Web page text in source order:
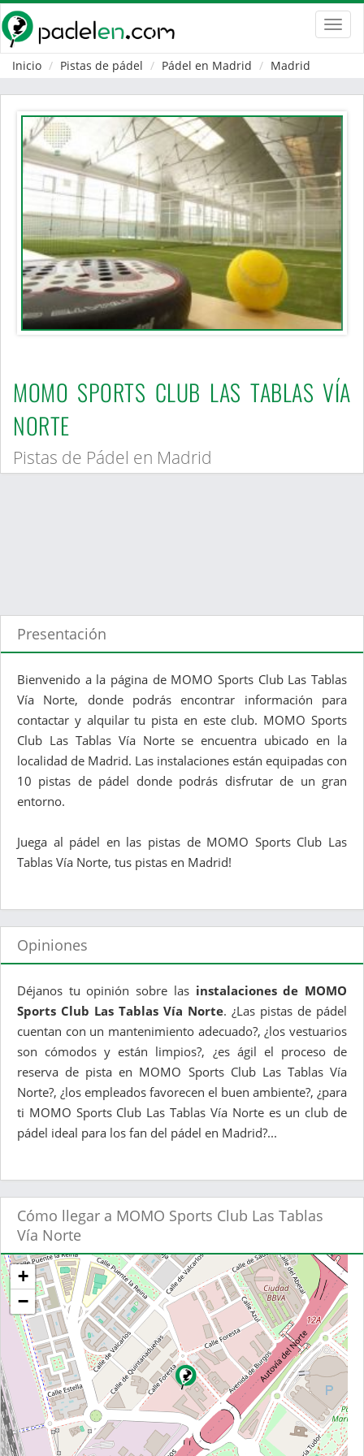
Inicio
Pistas de pádel Pádel en Madrid Madrid
MOMO SPORTS CLUB LAS TABLAS VÍA
NORTE
Pistas de Pádel en Madrid
Presentación
Bienvenido a la página de MOMO Sports Club Las Tablas
Vía Norte, donde podrás encontrar información para
contactar y alquilar tu pista en este club. MOMO Sports
Club Las Tablas Vía Norte se encuentra ubicado en la
localidad de Madrid. Las instalaciones están equipadas con
10 pistas de pádel donde podrás disfrutar de un gran
entorno.
Juega al pádel en las pistas de MOMO Sports Club Las
Tablas Vía Norte, tus pistas en Madrid!
Opiniones
Déjanos tu opinión sobre las instalaciones de MOMO
Sports Club Las Tablas Vía Norte. ¿Las pistas de pádel
cuentan con un mantenimiento adecuado?, ¿los vestuarios
son cómodos y están limpios?, ¿es ágil el proceso de
reserva de pista en MOMO Sports Club Las Tablas Vía
Norte?, ¿los empleados favorecen el buen ambiente?, ¿para
ti MOMO Sports Club Las Tablas Vía Norte es un club de
pádel ideal para los fan del pádel en Madrid?...
Cómo llegar a MOMO Sports Club Las Tablas
Vía Norte
+
−